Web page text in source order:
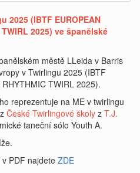
2025 (IBTF EUROPEAN
TWIRL 2025) ve španělské
městě LLeida v Barris
v Twirlingu 2025 (IBTF
TWIRL 2025).
reprezentuje na ME v twirlingu
z České Twirlingové školy z T.J.
taneční sólo Youth A.
PDF najdete ZDE